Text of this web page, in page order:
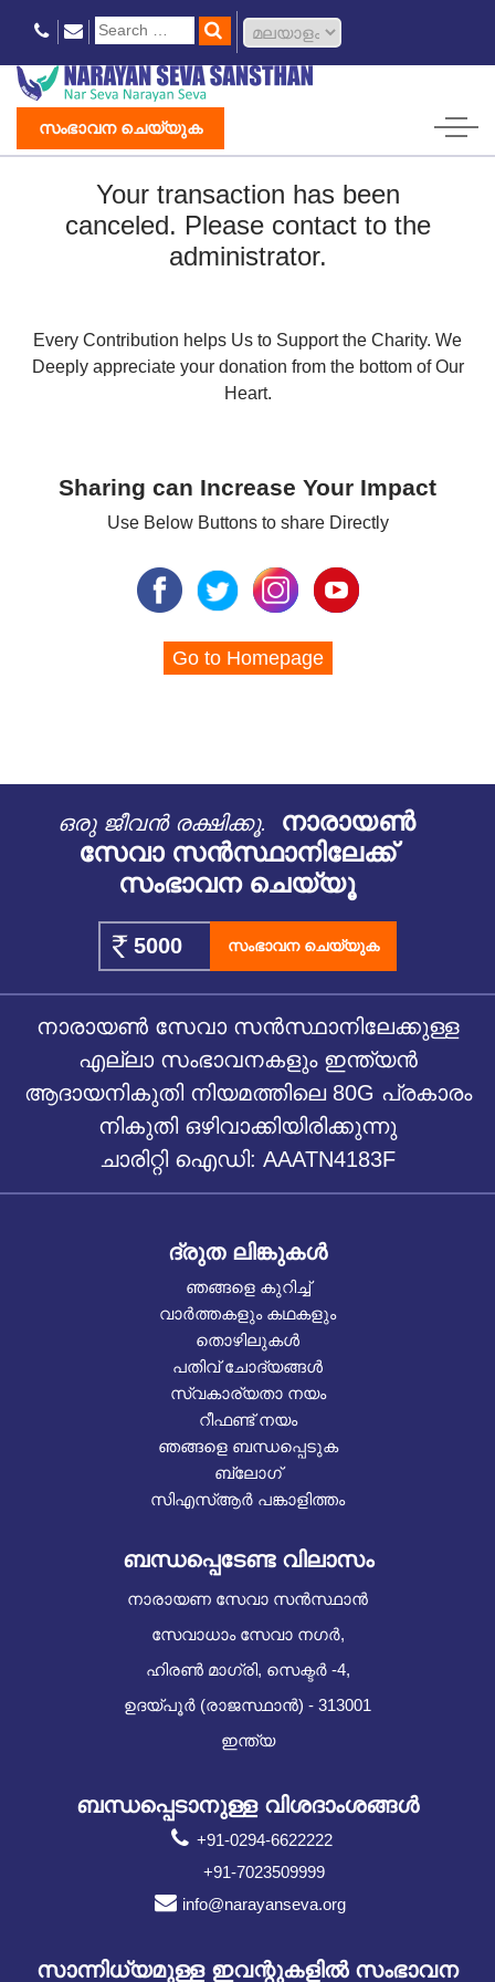
സംഭാവന ചെയ്യുക
Your transaction has been
canceled. Please contact to the
administrator.
Every Contribution helps Us to Support the Charity. We
Deeply appreciate your donation from the bottom of Our
Heart.
Sharing can Increase Your Impact
Use Below Buttons to share Directly
Go to Homepage
ഒരു ജീവൻ രക്ഷിക്കൂ.
നാരായൺ
സേവാ സൻസ്ഥാനിലേക്ക്
സംഭാവന ചെയ്യൂ
സംഭാവന ചെയ്യുക
നാരായൺ സേവാ സൻസ്ഥാനിലേക്കുള്ള
എല്ലാ സംഭാവനകളും ഇന്ത്യൻ
ആദായനികുതി നിയമത്തിലെ 80G പ്രകാരം
നികുതി ഒഴിവാക്കിയിരിക്കുന്നു
ചാരിറ്റി ഐഡി: AAATN4183F
ദ്രുത ലിങ്കുകൾ
ഞങ്ങളെ കുറിച്ച്
വാർത്തകളും കഥകളും
തൊഴിലുകൾ
പതിവ് ചോദ്യങ്ങൾ
സ്വകാര്യതാ നയം
റീഫണ്ട് നയം
ഞങ്ങളെ ബന്ധപ്പെടുക
ബ്ലോഗ്
സിഎസ്ആർ പങ്കാളിത്തം
ബന്ധപ്പെടേണ്ട വിലാസം
നാരായണ സേവാ സൻസ്ഥാൻ
സേവാധാം സേവാ നഗർ,
ഹിരൺ മാഗ്രി, സെക്ടർ -4,
ഉദയ്പൂർ (രാജസ്ഥാൻ) - 313001
ഇന്ത്യ
ബന്ധപ്പെടാനുള്ള വിശദാംശങ്ങൾ
+91-0294-6622222
+91-7023509999
info@narayanseva.org
സാന്നിധ്യമുള്ള ഇവന്റുകളില്‍ സംഭാവന